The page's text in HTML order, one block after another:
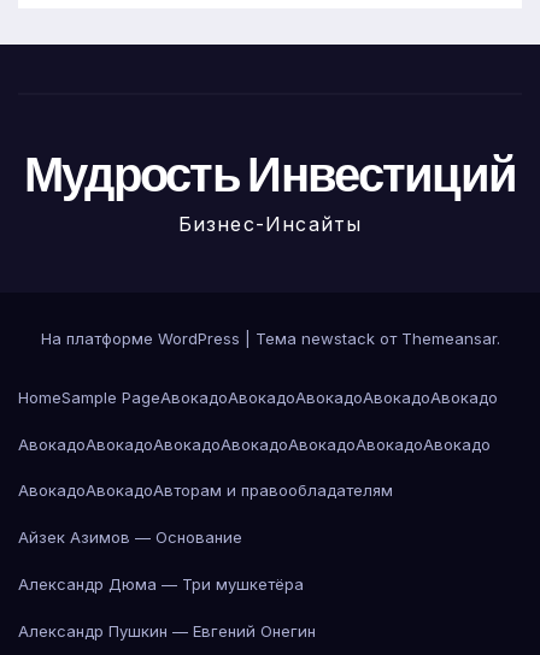
Мудрость Инвестиций
Бизнес-Инсайты
На платформе WordPress Тема newstack от Themeansar.
HomeSample PageАвокадоАвокадоАвокадоАвокадоАвокадо
АвокадоАвокадоАвокадоАвокадоАвокадоАвокадоАвокадо
АвокадоАвокадоАвторам и правообладателям
Айзек Азимов — Основание
Александр Дюма — Три мушкетёра
Александр Пушкин — Евгений Онегин